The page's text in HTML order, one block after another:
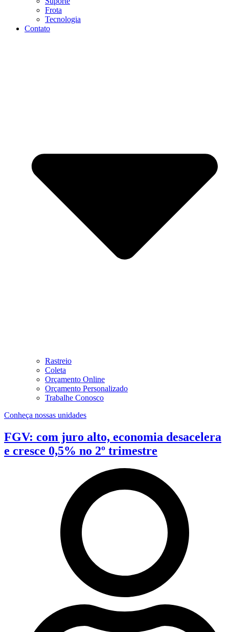
Frota
Tecnologia
Contato
Rastreio
Coleta
Orçamento Online
Orçamento Personalizado
Trabalhe Conosco
Conheça nossas unidades
FGV: com juro alto, economia desacelera
e cresce 0,5% no 2º trimestre